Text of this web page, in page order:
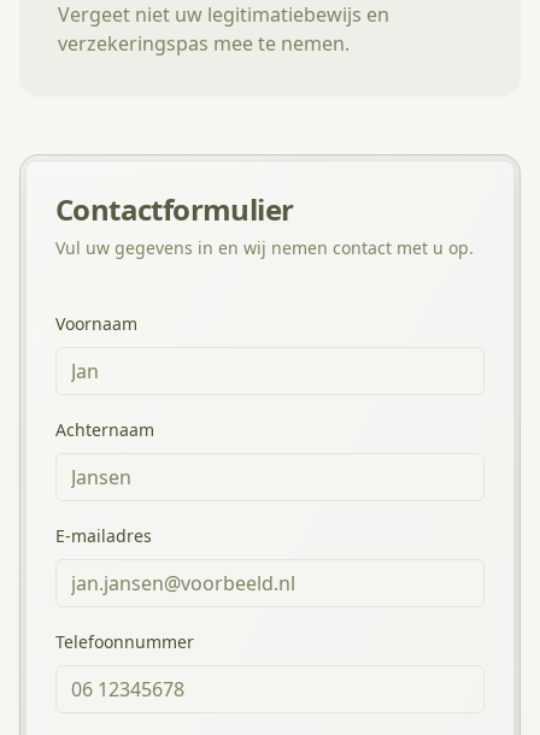
Vergeet niet uw legitimatiebewijs en
verzekeringspas mee te nemen.
Contactformulier
Vul uw gegevens in en wij nemen contact met u op.
Voornaam
Achternaam
E-mailadres
Telefoonnummer